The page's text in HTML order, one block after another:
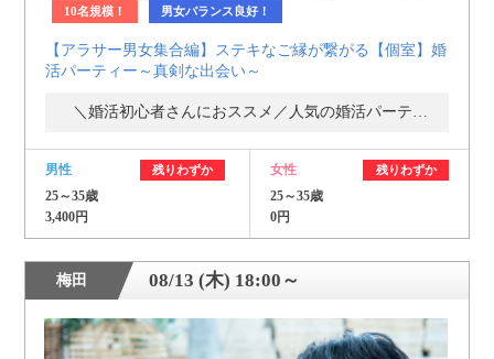
10名規模！ 男女バランス良好！
【アラサー男女集合編】ステキなご縁が繋がる【個室】婚
活パーティー～真剣な出会い～
男性 残りわずか
25～35歳
3,400円
女性 残りわずか
25～35歳
0円
梅田 08/13 (木) 18:00～